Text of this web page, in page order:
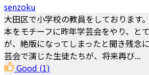
senzoku
大田区で小学校の教員をしております
本をモチーフに昨年学芸会をやり、と
が、絶版になってしまったと聞き残念
芸会で演じた生徒たちが、将来再び...
Good (1)